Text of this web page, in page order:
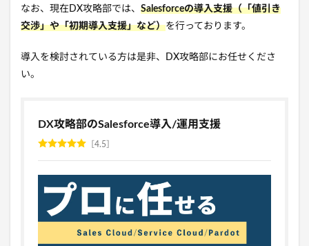
なお、現在DX攻略部では、 Salesforceの導入支援（「値引き
交渉」や「初期導入支援」など）を行っております。
導入を検討されている方は是非、DX攻略部にお任せくださ
い。
DX攻略部のSalesforce導入/運用支援
4.5